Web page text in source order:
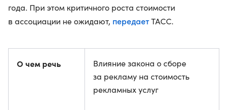
года. При этом критичного роста стоимости
в ассоциации не ожидают, передаетТАСС.
О чем речь
Влияние закона о сборе
за рекламу на стоимость
рекламных услуг